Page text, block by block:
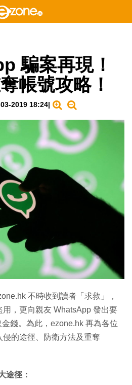
騙案再現！
帳號攻略！
2019 18:24|
不時收到讀者「求救」，
，更向親友 WhatsApp 發出要
錢。為此，ezone.hk 再為各位
的途徑、防衛方法及重奪
途徑：